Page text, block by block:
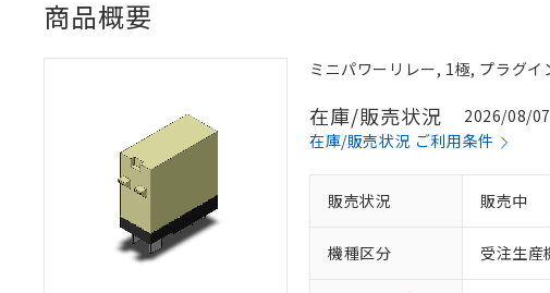
商品概要
ミニパワーリレー, 1極, プラグ
在庫/販売状況
2026/08/
在庫/販売状況 ご利用条件
販売状況 販売中
機種区分 受注生産